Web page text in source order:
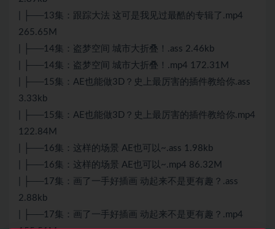
| ├──13集：跟踪大法 这可是我见过最酷的专辑了.mp4
265.65M
| ├──14集：盗梦空间 城市大折叠！.ass 2.46kb
| ├──14集：盗梦空间 城市大折叠！.mp4 172.31M
| ├──15集：AE也能做3D？史上最厉害的插件教给你.ass
3.33kb
| ├──15集：AE也能做3D？史上最厉害的插件教给你.mp4
122.84M
| ├──16集：这样的场景 AE也可以~.ass 1.98kb
| ├──16集：这样的场景 AE也可以~.mp4 86.32M
| ├──17集：画了一手好插画 动起来不是更有趣？.ass
2.88kb
| ├──17集：画了一手好插画 动起来不是更有趣？.mp4